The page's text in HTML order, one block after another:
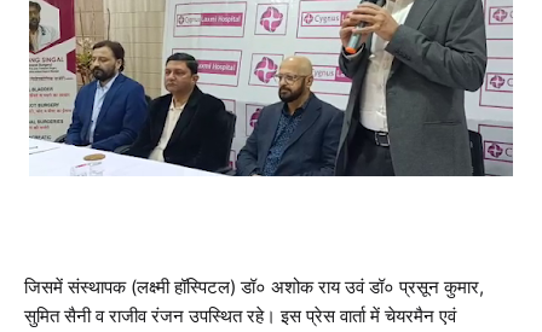
जिसमें संस्थापक (लक्ष्मी हॉस्पिटल) डॉ० अशोक राय उवं डॉ० प्रसून कुमार,
सुमित सैनी व राजीव रंजन उपस्थित रहे। इस प्रेस वार्ता में चेयरमैन एवं